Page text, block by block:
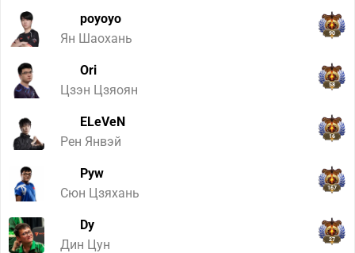
poyoyo
Ян Шаохань
90
Ori
Цзэн Цзяоян
58
ELeVeN
Рен Янвэй
16
Pyw
Сюн Цзяхань
167
Dy
Дин Цун
27